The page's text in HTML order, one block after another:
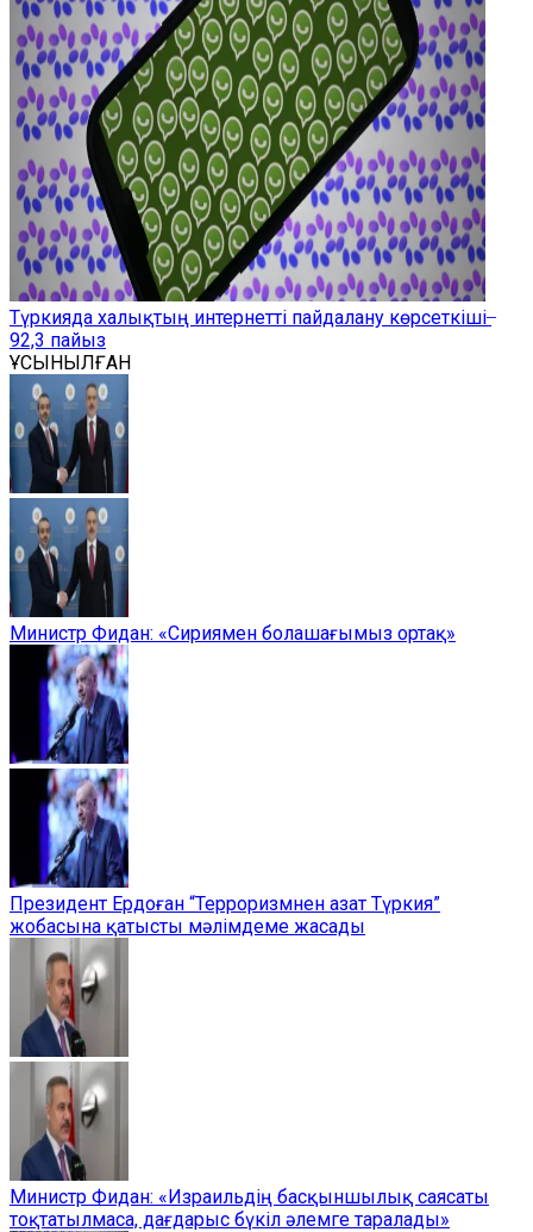
Түркияда халықтың интернетті пайдалану көрсеткіші ̶
92,3 пайыз
ҰСЫНЫЛҒАН
Министр Фидан: «Сириямен болашағымыз ортақ»
Президент Ердоған “Терроризмнен азат Түркия”
жобасына қатысты мәлімдеме жасады
Министр Фидан: «Израильдің басқыншылық саясаты
тоқтатылмаса, дағдарыс бүкіл әлемге таралады»